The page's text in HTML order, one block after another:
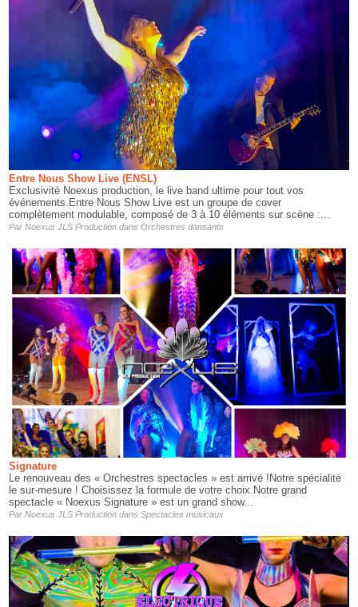
Entre Nous Show Live (ENSL)
Exclusivité Noexus production, le live band ultime pour tout vos
événements.Entre Nous Show Live est un groupe de cover
complètement modulable, composé de 3 à 10 éléments sur scène :...
Par Noexus JLS Productiondans Orchestres dansants
Signature
Le renouveau des « Orchestres spectacles » est arrivé !Notre spécialité
le sur-mesure ! Choisissez la formule de votre choix.Notre grand
spectacle « Noexus Signature » est un grand show...
Par Noexus JLS Productiondans Spectacles musicaux